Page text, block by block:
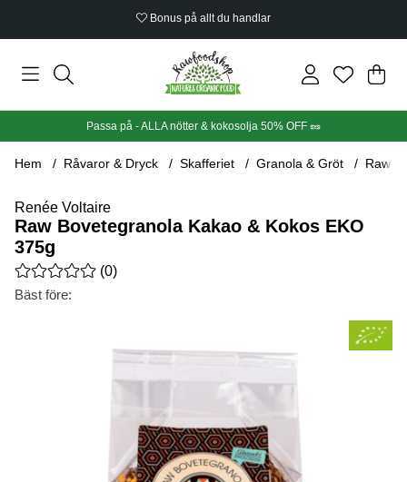
Bonus på allt du handlar
Din
.
Passa på - ALLA nötter & kokosolja 50% OFF 🥜
Hem Råvaror & Dryck Skafferiet Granola & Gröt Raw
Renée Voltaire
Raw Bovetegranola Kakao & Kokos EKO
375g
Medelbetyg 0 av 5 Antal betyg 0
(0)
Bäst före:
Produktbilder Raw Bovetegranola Kakao & Kokos EKO 375g